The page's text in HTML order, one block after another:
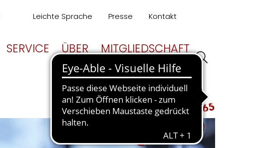
Leichte Sprache Presse Kontakt
SERVICE
ÜBER
UNS
MITGLIEDSCHAFT